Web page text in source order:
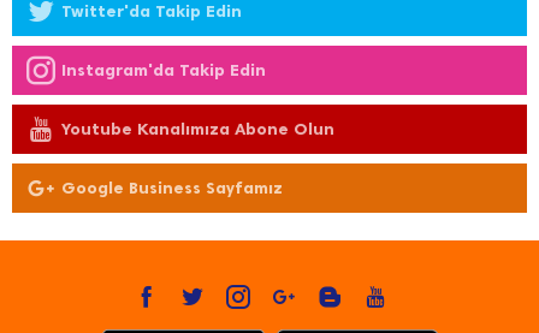
Twitter'da Takip Edin
Instagram'da Takip Edin
Youtube Kanalımıza Abone Olun
Google Business Sayfamız